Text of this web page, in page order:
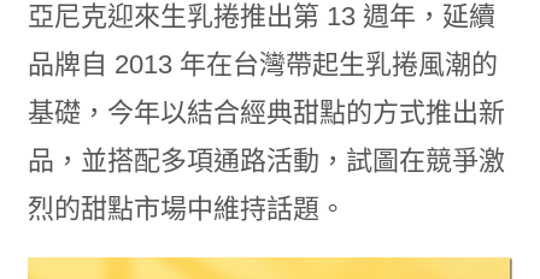
亞尼克迎來生乳捲推出第 13 週年，延續
品牌自 2013 年在台灣帶起生乳捲風潮的
基礎，今年以結合經典甜點的方式推出新
品，並搭配多項通路活動，試圖在競爭激
烈的甜點市場中維持話題。